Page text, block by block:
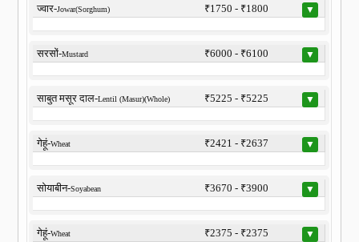
ज्वार-Jowar(Sorghum) ₹1750 - ₹1800 ▼
सरसों-Mustard ₹6000 - ₹6100 ▼
साबुत मसूर दाल-Lentil (Masur)(Whole) ₹5225 - ₹5225 ▼
गेहूं-Wheat ₹2421 - ₹2637 ▼
सोयाबीन-Soyabean ₹3670 - ₹3900 ▼
गेहूं-Wheat ₹2375 - ₹2375 ▼